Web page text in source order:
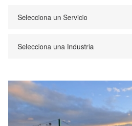
Selecciona un Servicio
Selecciona una Industria